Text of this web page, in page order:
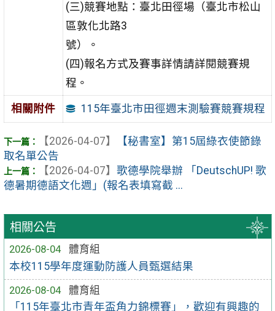
相關公告
2026-08-04
體育組
本校115學年度運動防護人員甄選結果
2026-08-04
體育組
「115年臺北市青年盃角力錦標賽」，歡迎有興趣的
(三)競賽地點：臺北田徑場（臺北市松山
區敦化北路3
號）。
(四)報名方式及賽事詳情請詳閱競賽規
程。
相關附件 115年臺北市田徑週末測驗賽競賽規程
【2026-04-07】
【秘書室】第15屆綠衣使節錄
取名單公告
【2026-04-07】 歌德學院舉辦 「DeutschUP! 歌
德暑期德語文化週」(報名表填寫截 ...